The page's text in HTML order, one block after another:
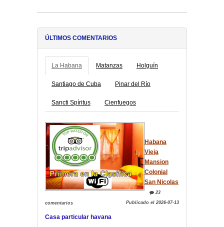
ÚLTIMOS COMENTARIOS
La Habana Matanzas Holguín
Santiago de Cuba Pinar del Río
Sancti Spíritus Cienfuegos
Habana
Vieja
Mansion
Colonial
San Nicolas
23
comentarios Publicado el 2026-07-13
Casa particular havana